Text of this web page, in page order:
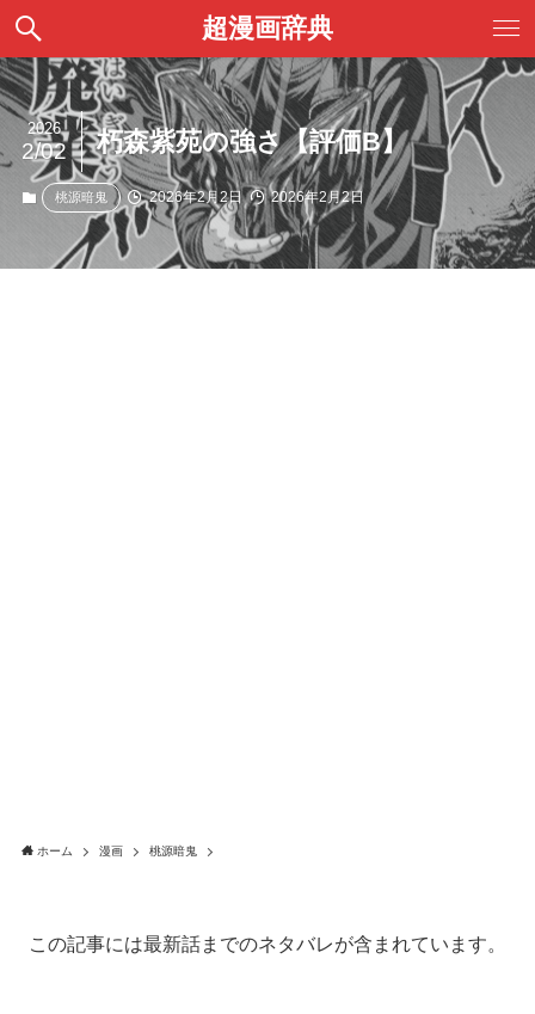
超漫画辞典
朽森紫苑の強さ【評価B】
2026
2/02
桃源暗鬼 2026年2月2日 2026年2月2日
ホーム 漫画 桃源暗鬼
この記事には最新話までのネタバレが含まれています。